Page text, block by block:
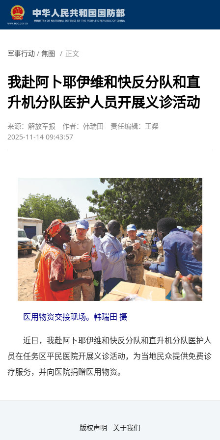
军事行动 / 焦图 / 正文
我赴阿卜耶伊维和快反分队和直
升机分队医护人员开展义诊活动
来源：解放军报 作者：韩瑞田
责任编辑：王粲
2025-11-14 09:43:57
医用物资交接现场。韩瑞田 摄
近日，我赴阿卜耶伊维和快反分队和直升机分队医护人
员在任务区平民医院开展义诊活动，为当地民众提供免费诊
疗服务，并向医院捐赠医用物资。
版权声明 关于我们